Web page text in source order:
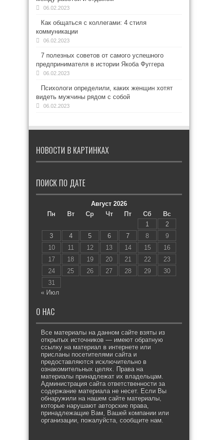
06.02.2023
Как общаться с коллегами: 4 стиля
коммуникации
06.02.2023
7 полезных советов от самого успешного
предпринимателя в истории Якоба Фуггера
06.02.2023
Психологи определили, каких женщин хотят
видеть мужчины рядом с собой
06.02.2023
НОВОСТИ В КАРТИНКАХ
ПОИСК ПО ДАТЕ
Август 2026
Пн
Вт Ср Чт Пт Сб
Вс
1
2
3
4 5 6 7 8
9
10
11 12 13 14 15
16
17
18 19 20 21 22
23
24
25 26 27 28 29
30
31
« Июл
О НАС
Все материалы на данном сайте взяты из
открытых источников — имеют обратную
ссылку на материал в интернете или
присланы посетителями сайта и
предоставляются исключительно в
ознакомительных целях. Права на
материалы принадлежат их владельцам.
Администрация сайта ответственности за
содержание материала не несет. Если Вы
обнаружили на нашем сайте материалы,
которые нарушают авторские права,
принадлежащие Вам, Вашей компании или
организации, пожалуйста, сообщите нам.